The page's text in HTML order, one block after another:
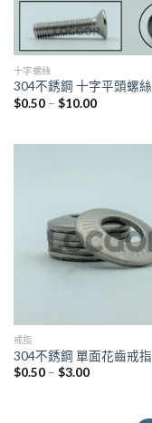
十字螺絲
304不銹鋼 十字平頭螺絲
$0.50– $10.00
戒指
304不銹鋼 單面花齒戒指
$0.50– $3.00